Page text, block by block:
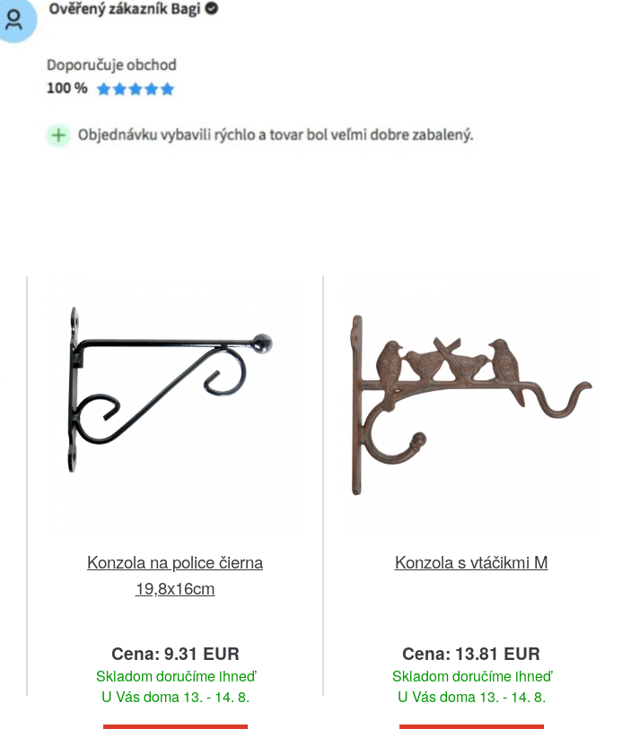
Konzola na police čierna
19,8x16cm
Cena: 9.31 EUR
Skladom doručíme ihneď
U Vás doma 13. - 14. 8.
Konzola s vtáčikmi M
Cena: 13.81 EUR
Skladom doručíme ihneď
U Vás doma 13. - 14. 8.